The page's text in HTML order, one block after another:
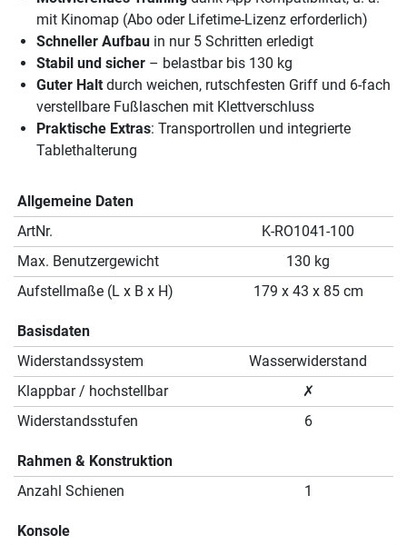
mit Kinomap (Abo oder Lifetime-Lizenz erforderlich)
Schneller Aufbau in nur 5 Schritten erledigt
Stabil und sicher – belastbar bis 130 kg
Guter Halt durch weichen, rutschfesten Griff und 6-fach
verstellbare Fußlaschen mit Klettverschluss
Praktische Extras: Transportrollen und integrierte
Tablethalterung
Allgemeine Daten
ArtNr.
K-RO1041-100
Max. Benutzergewicht
130 kg
Aufstellmaße (L x B x H)
179 x 43 x 85 cm
Basisdaten
Widerstandssystem
Wasserwiderstand
Klappbar / hochstellbar
✗
Widerstandsstufen
6
Rahmen & Konstruktion
Anzahl Schienen
1
Konsole